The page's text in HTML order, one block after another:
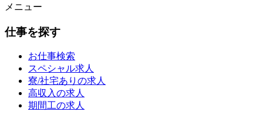
メニュー
仕事を探す
お仕事検索
スペシャル求人
寮/社宅ありの求人
高収入の求人
期間工の求人